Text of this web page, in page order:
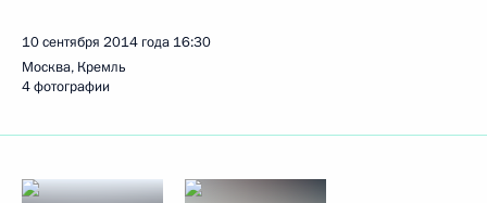
10 сентября 2014 года 16:30
Москва, Кремль
4 фотографии